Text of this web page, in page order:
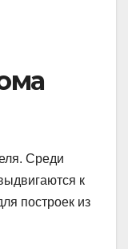
Среди
к
построек из